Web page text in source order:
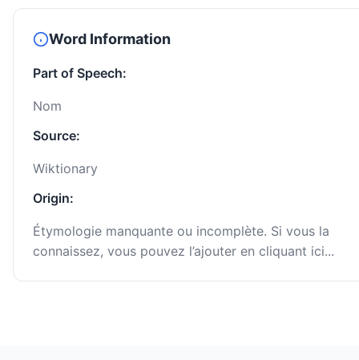
Word Information
Part of Speech:
Nom
Source:
Wiktionary
Origin:
Étymologie manquante ou incomplète. Si vous la
connaissez, vous pouvez l’ajouter en cliquant ici...